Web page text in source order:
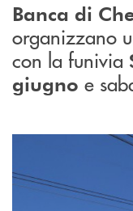
Banca di
organizzano
con la funivia
giugno e